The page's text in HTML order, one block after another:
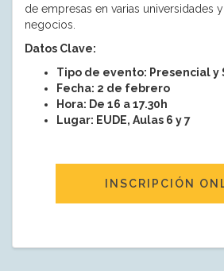
de empresas en varias universidades
negocios.
Datos Clave:
Tipo de evento: Presencial y
Fecha: 2 de febrero
Hora: De 16 a 17.30h
Lugar: EUDE, Aulas 6 y 7
INSCRIPCIÓN